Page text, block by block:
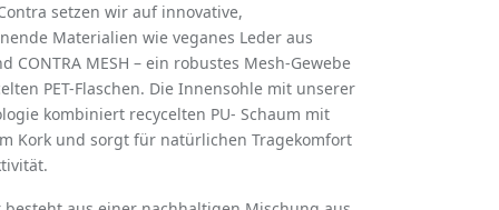
Contra setzen wir auf innovative,
Materialien wie veganes Leder aus
CONTRA MESH – ein robustes Mesh-Gewebe
PET-Flaschen. Die Innensohle mit unserer
kombiniert recycelten PU- Schaum mit
Kork und sorgt für natürlichen Tragekomfort